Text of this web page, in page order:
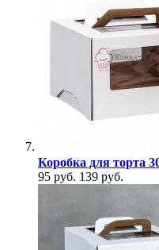
Коробка для торта
95 руб. 139 руб.